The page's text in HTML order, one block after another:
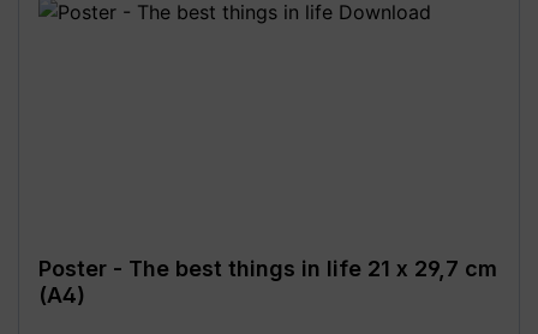
Poster - The best things in life 21 x 29,7 cm
(A4)